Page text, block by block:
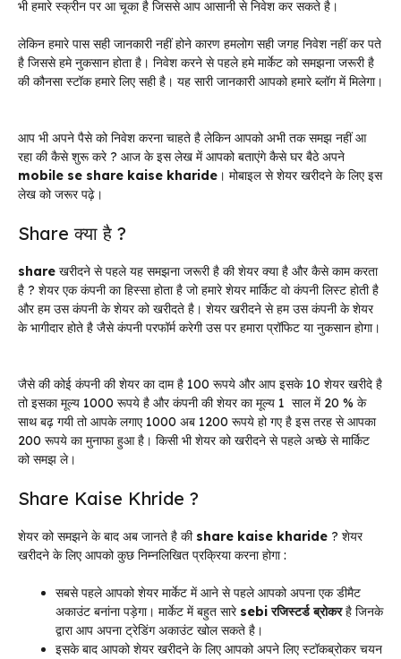
भी हमारे स्क्रीन पर आ चूका है जिससे आप आसानी से निवेश कर सकते है।
लेकिन हमारे पास सही जानकारी नहीं होने कारण हमलोग सही जगह निवेश नहीं कर पते
है जिससे हमे नुकसान होता है। निवेश करने से पहले हमे मार्केट को समझना जरूरी है
की कौनसा स्टॉक हमारे लिए सही है। यह सारी जानकारी आपको हमारे ब्लॉग में मिलेगा।
आप भी अपने पैसे को निवेश करना चाहते है लेकिन आपको अभी तक समझ नहीं आ
रहा की कैसे शुरू करे ? आज के इस लेख में आपको बताएंगे कैसे घर बैठे अपने
mobile se share kaise kharide । मोबाइल से शेयर खरीदने के लिए इस
लेख को जरूर पढ़े।
Share क्या है ?
share खरीदने से पहले यह समझना जरूरी है की शेयर क्या है और कैसे काम करता
है ? शेयर एक कंपनी का हिस्सा होता है जो हमारे शेयर मार्किट वो कंपनी लिस्ट होती है
और हम उस कंपनी के शेयर को खरीदते है। शेयर खरीदने से हम उस कंपनी के शेयर
के भागीदार होते है जैसे कंपनी परफॉर्म करेगी उस पर हमारा प्रॉफिट या नुकसान होगा।
जैसे की कोई कंपनी की शेयर का दाम है 100 रूपये और आप इसके 10 शेयर खरीदे है
तो इसका मूल्य 1000 रूपये है और कंपनी की शेयर का मूल्य 1 साल में 20 % के
साथ बढ़ गयी तो आपके लगाए 1000 अब 1200 रूपये हो गए है इस तरह से आपका
200 रूपये का मुनाफा हुआ है। किसी भी शेयर को खरीदने से पहले अच्छे से मार्किट
को समझ ले।
Share Kaise Khride ?
शेयर को समझने के बाद अब जानते है की share kaise kharide ? शेयर
खरीदने के लिए आपको कुछ निम्नलिखित प्रक्रिया करना होगा :
सबसे पहले आपको शेयर मार्केट में आने से पहले आपको अपना एक डीमैट
अकाउंट बनांना पड़ेगा। मार्केट में बहुत सारे sebi रजिस्टर्ड ब्रोकरहै जिनके
द्वारा आप अपना ट्रेडिंग अकाउंट खोल सकते है।
इसके बाद आपको शेयर खरीदने के लिए आपको अपने लिए स्टॉकब्रोकर चयन